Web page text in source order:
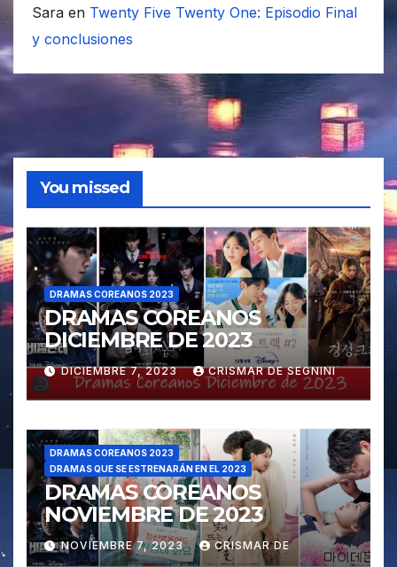
Sara en Twenty Five Twenty One: Episodio Final
y conclusiones
You missed
DRAMAS COREANOS 2023
DRAMAS COREANOS
DICIEMBRE DE 2023
DICIEMBRE 7, 2023 CRISMAR DE SEGNINI
DRAMAS COREANOS 2023
DRAMAS QUE SE ESTRENARÁN EN EL 2023
DRAMAS COREANOS
NOVIEMBRE DE 2023
NOVIEMBRE 7, 2023 CRISMAR DE